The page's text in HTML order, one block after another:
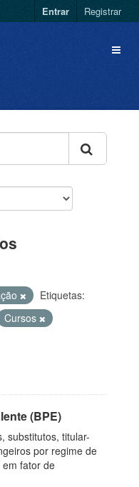
Entrar Registrar
Etiquetas:
Cursos
(BPE)
substitutos, titular-
por regime de
fator de